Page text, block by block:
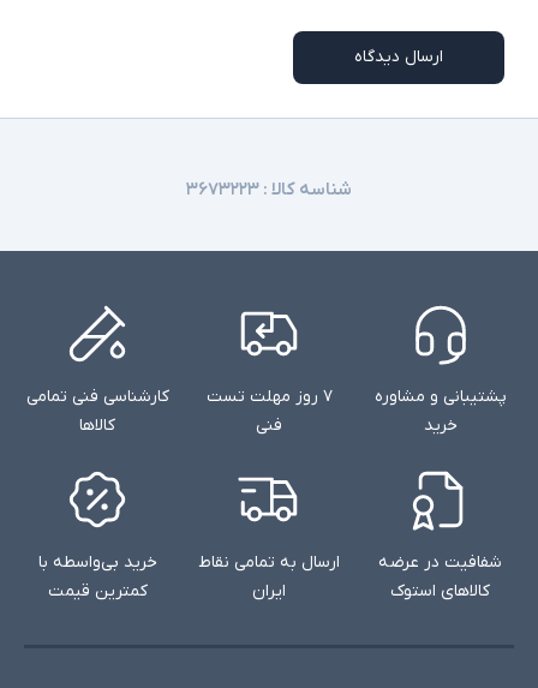
ارسال دیدگاه
شناسه کالا : ۳۶۷۳۲۲۳
پشتیبانی و مشاوره
خرید
۷ روز مهلت تست
فنی
کارشناسی فنی تمامی
کالاها
شفافیت در عرضه
کالاهای استوک
ارسال به تمامی نقاط
ایران
خرید بی‌واسطه با
کمترین قیمت